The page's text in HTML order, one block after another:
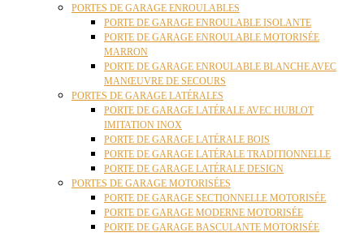
PORTES DE GARAGE ENROULABLES
PORTE DE GARAGE ENROULABLE ISOLANTE
PORTE DE GARAGE ENROULABLE MOTORISÉE
MARRON
PORTE DE GARAGE ENROULABLE BLANCHE AVEC
MANŒUVRE DE SECOURS
PORTES DE GARAGE LATÉRALES
PORTE DE GARAGE LATÉRALE AVEC HUBLOT
IMITATION INOX
PORTE DE GARAGE LATÉRALE BOIS
PORTE DE GARAGE LATÉRALE TRADITIONNELLE
PORTE DE GARAGE LATÉRALE DESIGN
PORTES DE GARAGE MOTORISÉES
PORTE DE GARAGE SECTIONNELLE MOTORISÉE
PORTE DE GARAGE MODERNE MOTORISÉE
PORTE DE GARAGE BASCULANTE MOTORISÉE